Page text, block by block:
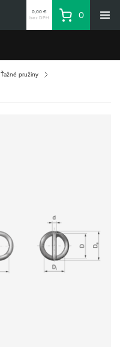
0,00 €
bez DPH
Košík
0
Ťažné pružiny